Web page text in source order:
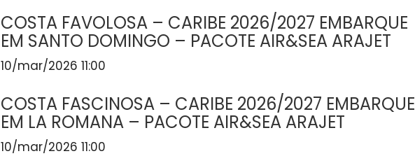
COSTA FAVOLOSA – CARIBE 2026/2027 EMBARQUE
EM SANTO DOMINGO – PACOTE AIR&SEA ARAJET
10/mar/2026 11:00
COSTA FASCINOSA – CARIBE 2026/2027 EMBARQUE
EM LA ROMANA – PACOTE AIR&SEA ARAJET
10/mar/2026 11:00